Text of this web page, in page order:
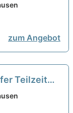
zum Angebot
Teilzeit